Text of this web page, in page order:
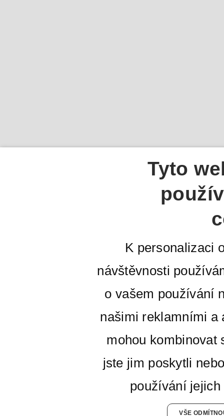
Tyto
K personalizaci
návštěvnosti
o vašem používání
našimi reklamními a
mohou kombinovat
jste jim poskytli
používání
VŠE